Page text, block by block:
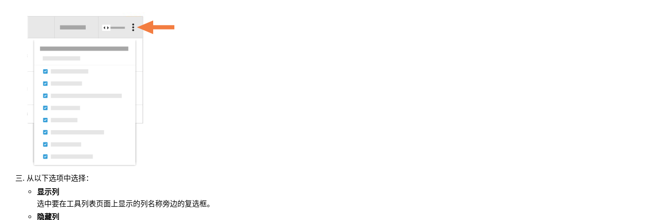
从以下选项中选择：
显示列
选中要在工具列表页面上显示的列名称旁边的复选框。
隐藏列